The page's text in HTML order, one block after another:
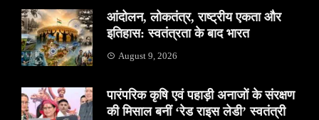
आंदोलन, लोकतंत्र, राष्ट्रीय एकता और
इतिहास: स्वतंत्रता के बाद भारत
August 9, 2026
पारंपरिक कृषि एवं पहाड़ी अनाजों के संरक्षण
की मिसाल बनीं ‘रेड राइस लेडी’ स्वतंत्री